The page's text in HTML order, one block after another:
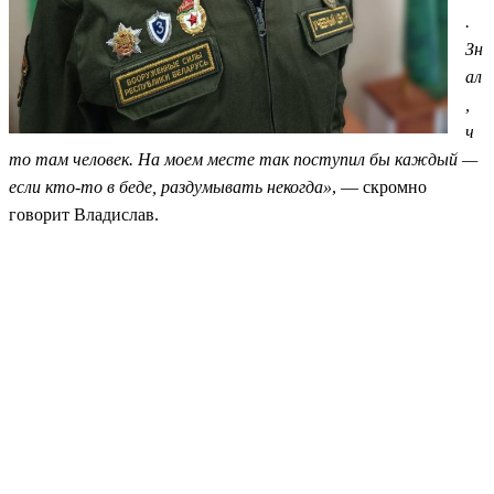
.
Зн
ал
ч
то там человек. На моем месте так поступил бы каждый —
если кто-то в беде, раздумывать некогда», — скромно
говорит Владислав.